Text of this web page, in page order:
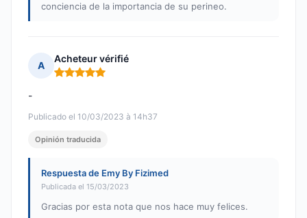
conciencia de la importancia de su perineo.
A
Acheteur vérifié
Nota: 5 de 5
Publicado el 10/03/2023 à 14h37
-
Opinión traducida
Respuesta de Emy By Fizimed
Publicada el 15/03/2023
Gracias por esta nota que nos hace muy felices.